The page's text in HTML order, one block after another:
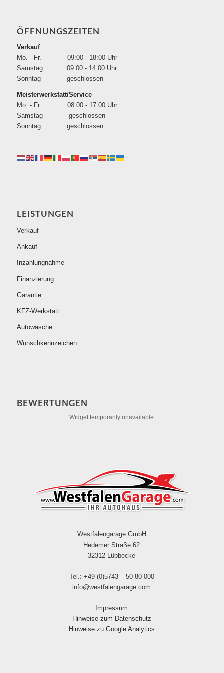
ÖFFNUNGSZEITEN
Verkauf
Mo. - Fr. 09:00 - 18:00 Uhr
Samstag 09:00 - 14:00 Uhr
Sonntag geschlossen
Meisterwerkstatt/Service
Mo. - Fr. 08:00 - 17:00 Uhr
Samstag geschlossen
Sonntag geschlossen
LEISTUNGEN
Verkauf
Ankauf
Inzahlungnahme
Finanzierung
Garantie
KFZ-Werkstatt
Autowäsche
Wunschkennzeichen
BEWERTUNGEN
Widget temporarily unavailable
Westfalengarage GmbH
Hedemer Straße 62
32312 Lübbecke
Tel.: +49 (0)5743 – 50 80 000
info@westfalengarage.com
Impressum
Hinweise zum Datenschutz
Hinweise zu Google Analytics